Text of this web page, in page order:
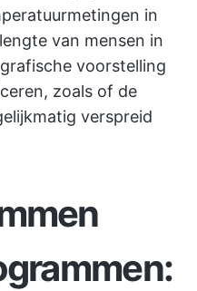
in
van mensen in
voorstelling
zoals of de
verspreid